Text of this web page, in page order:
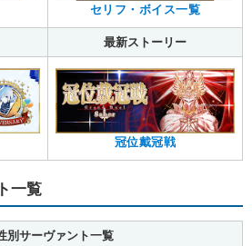
セリフ・ボイス一覧
最新ストーリー
冠位戴冠戦
一覧
別サーヴァント一覧